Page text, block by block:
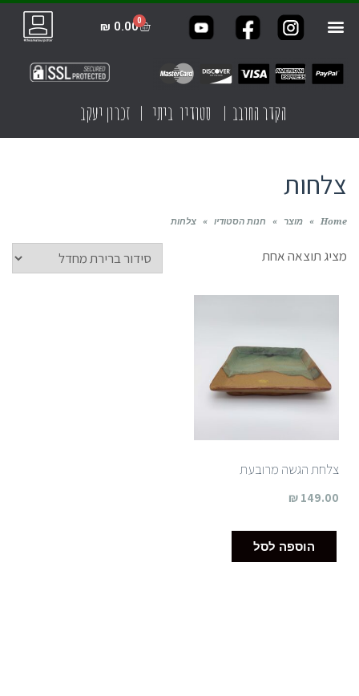
₪ 0.00
הקדר החובב | סטודיו ביתי | זכרון יעקב
צלחות
Home
» מוצר » חנות הסטודיו » צלחות
מציג תוצאה אחת
צלחת הגשה מרובעת
₪ 149.00
הוספה לסל